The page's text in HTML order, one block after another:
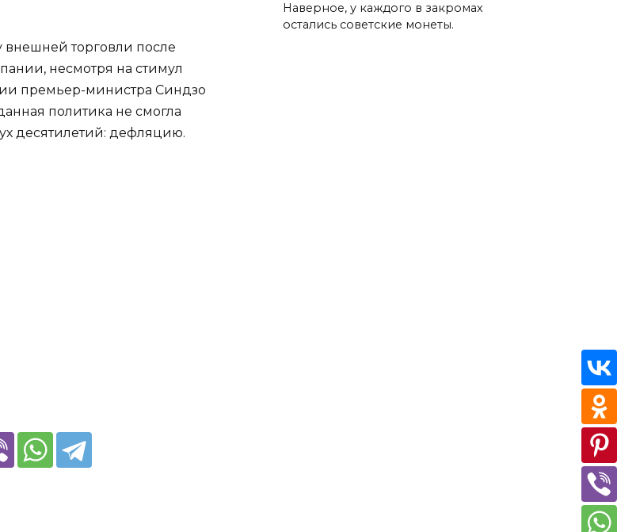
торговли после
несмотря на стимул
премьер-министра Синдзо
политика не смогла
десятилетий: дефляцию.
Наверное, у каждого в закромах
остались советские монеты.